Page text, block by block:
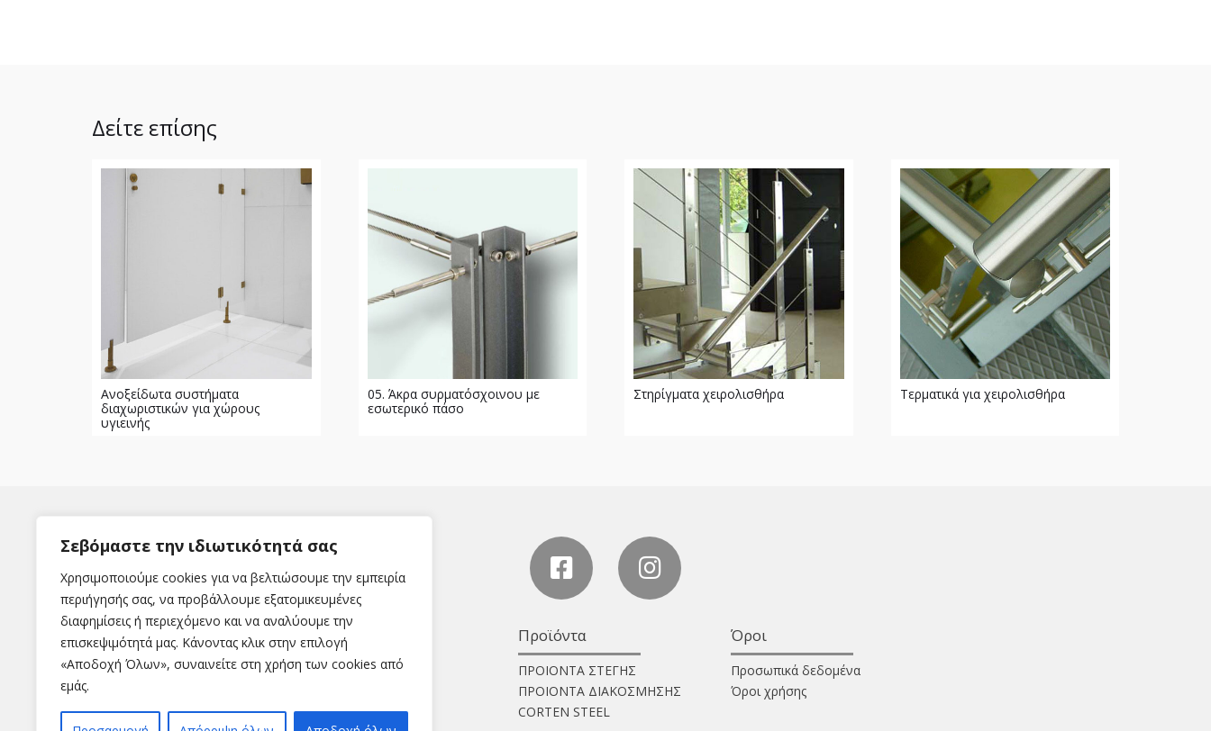
Σεβόμαστε την ιδιωτικότητά σας
Χρησιμοποιούμε cookies για να βελτιώσουμε την εμπειρία
περιήγησής σας, να προβάλλουμε εξατομικευμένες
διαφημίσεις ή περιεχόμενο και να αναλύουμε την
επισκεψιμότητά μας. Κάνοντας κλικ στην επιλογή
«Αποδοχή Όλων», συναινείτε στη χρήση των cookies από
εμάς.
Δείτε επίσης
Ανοξείδωτα συστήματα
διαχωριστικών για χώρους
υγιεινής
05. Άκρα συρματόσχοινου με
εσωτερικό πάσο
Στηρίγματα χειρολισθήρα Tερματικά για χειρολισθήρα
Η εταιρεία
Εταιρεία
Επικοινωνία
Προϊόντα
ΠΡΟΙΟΝΤΑ ΣΤΕΓΗΣ
ΠΡΟΙΟΝΤΑ ΔΙΑΚΟΣΜΗΣΗΣ
CORTEN STEEL
Όροι
Προσωπικά δεδομένα
Όροι χρήσης